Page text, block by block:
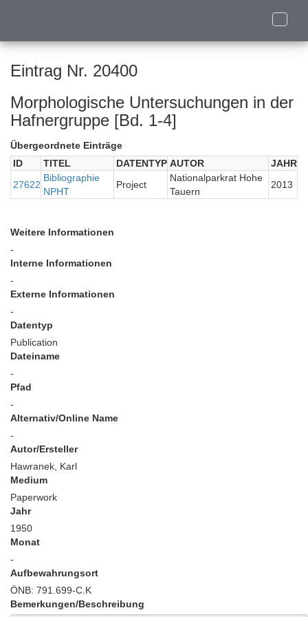
Toggle
Eintrag Nr. 20400
Morphologische Untersuchungen in der
Hafnergruppe [Bd. 1-4]
Übergeordnete Einträge
ID
TITEL DATENTYP AUTOR
JAHR
27622
Bibliographie
NPHT
Project
Nationalparkrat Hohe
Tauern
2013
Weitere Informationen
-
Interne Informationen
-
Externe Informationen
-
Datentyp
Publication
Dateiname
-
Pfad
-
Alternativ/Online Name
-
Autor/Ersteller
Hawranek, Karl
Medium
Paperwork
Jahr
1950
Monat
-
Aufbewahrungsort
ÖNB: 791.699-C.K
Bemerkungen/Beschreibung